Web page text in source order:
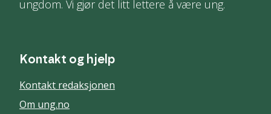
ungdom. Vi gjør det litt lettere å være ung.
Kontakt og hjelp
Kontakt redaksjonen
Om ung.no